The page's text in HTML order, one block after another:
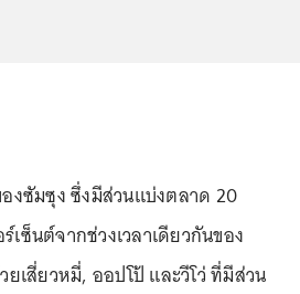
งซัมซุง ซึ่งมีส่วนแบ่งตลาด 20
เซ็นต์จากช่วงเวลาเดียวกันของ
เสี่ยวหมี่, ออปโป้ และวีโว่ ที่มีส่วน